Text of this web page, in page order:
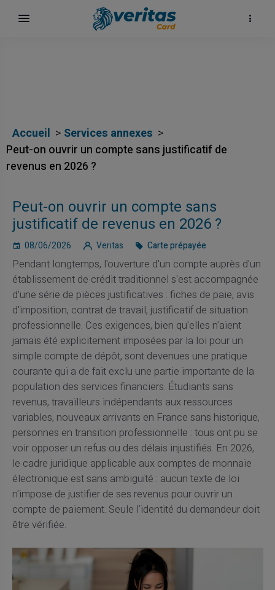
Accueil
Services annexes
Peut-on ouvrir un compte sans justificatif de
revenus en 2026 ?
Peut-on ouvrir un compte sans
justificatif de revenus en 2026 ?
08/06/2026 Veritas Carte prépayée
Pendant longtemps, l'ouverture d'un compte auprès d'un
établissement de crédit traditionnel s'est accompagnée
d'une série de pièces justificatives : fiches de paie, avis
d'imposition, contrat de travail, justificatif de situation
professionnelle. Ces exigences, bien qu'elles n'aient
jamais été explicitement imposées par la loi pour un
simple compte de dépôt, sont devenues une pratique
courante qui a de fait exclu une partie importante de la
population des services financiers. Étudiants sans
revenus, travailleurs indépendants aux ressources
variables, nouveaux arrivants en France sans historique,
personnes en transition professionnelle : tous ont pu se
voir opposer un refus ou des délais injustifiés. En 2026,
le cadre juridique applicable aux comptes de monnaie
électronique est sans ambiguïté : aucun texte de loi
n'impose de justifier de ses revenus pour ouvrir un
compte de paiement. Seule l'identité du demandeur doit
être vérifiée.